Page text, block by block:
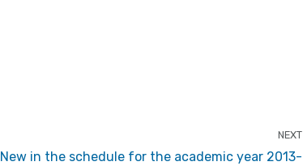
NEXT
New in the schedule for the academic year 2013-